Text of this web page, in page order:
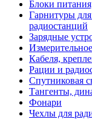
Блоки
Гарнитуры
радиостанций
Зарядные
Кабеля,
Рации и
Спутниковая
Тангенты,
Фонари
Чехлы для